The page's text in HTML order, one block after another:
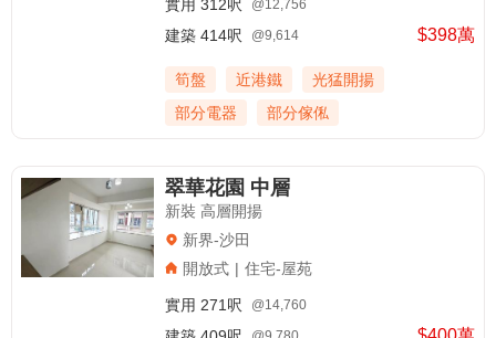
$398萬
實用 312呎 @12,756
建築 414呎 @9,614
筍盤 近港鐵
光猛開揚
部分電器
部分傢俬
翠華花園 中層
新裝 高層開揚
新界-沙田
開放式 | 住宅-屋苑
實用 271呎 @14,760